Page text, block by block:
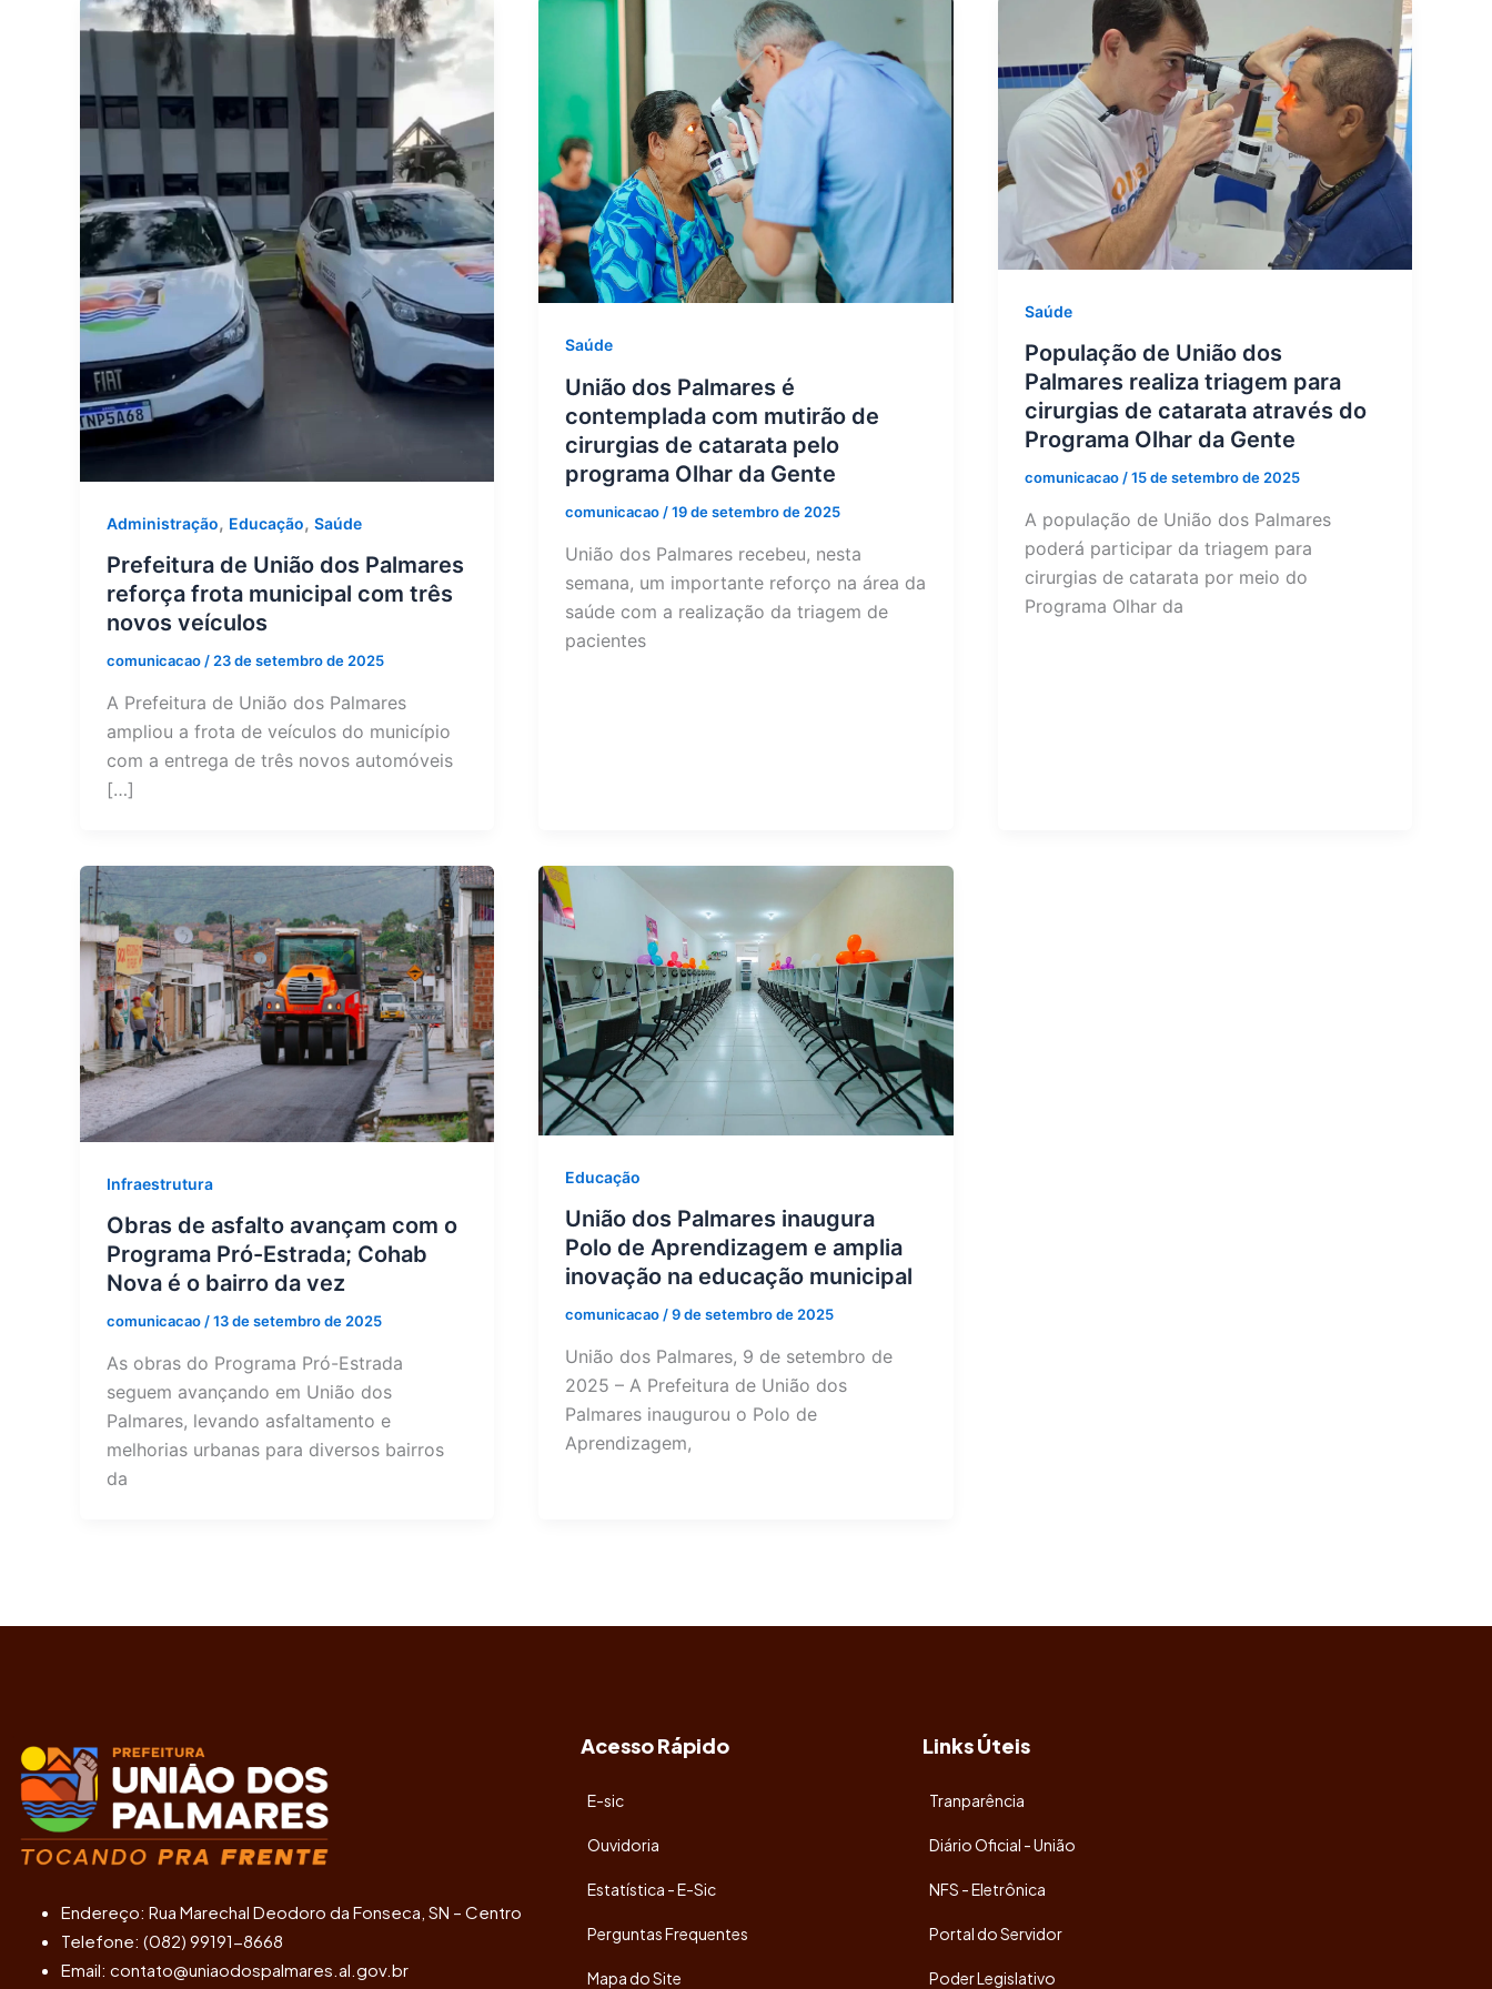
Administração, Educação, Saúde
Prefeitura de União dos Palmares
reforça frota municipal com três
novos veículos
comunicacao/23 de setembro de 2025
A Prefeitura de União dos Palmares
ampliou a frota de veículos do município
com a entrega de três novos automóveis
[…]
Saúde
União dos Palmares é
contemplada com mutirão de
cirurgias de catarata pelo
programa Olhar da Gente
comunicacao/19 de setembro de 2025
União dos Palmares recebeu, nesta
semana, um importante reforço na área da
saúde com a realização da triagem de
pacientes
Saúde
População de União dos
Palmares realiza triagem para
cirurgias de catarata através do
Programa Olhar da Gente
comunicacao/15 de setembro de 2025
A população de União dos Palmares
poderá participar da triagem para
cirurgias de catarata por meio do
Programa Olhar da
Infraestrutura
Obras de asfalto avançam com o
Programa Pró-Estrada; Cohab
Nova é o bairro da vez
comunicacao/13 de setembro de 2025
As obras do Programa Pró-Estrada
seguem avançando em União dos
Palmares, levando asfaltamento e
melhorias urbanas para diversos bairros
da
Educação
União dos Palmares inaugura
Polo de Aprendizagem e amplia
inovação na educação municipal
comunicacao/9 de setembro de 2025
União dos Palmares, 9 de setembro de
2025 – A Prefeitura de União dos
Palmares inaugurou o Polo de
Aprendizagem,
Endereço: Rua Marechal Deodoro da Fonseca, SN – Centro
Telefone: (082) 99191-8668
Email: contato@uniaodospalmares.al.gov.br
Acesso Rápido
E-sic
Ouvidoria
Estatística - E-Sic
Perguntas Frequentes
Mapa do Site
Links Úteis
Tranparência
Diário Oficial - União
NFS - Eletrônica
Portal do Servidor
Poder Legislativo